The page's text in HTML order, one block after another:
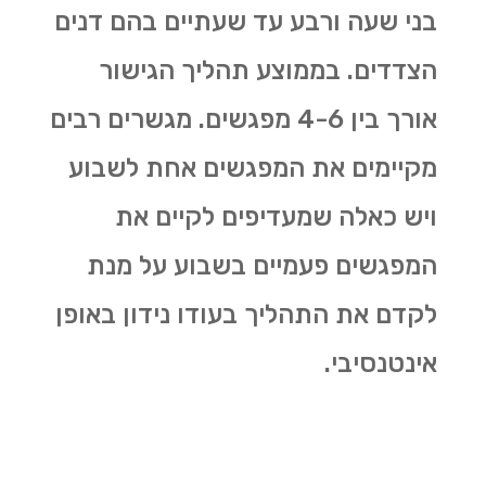
בני שעה ורבע עד שעתיים בהם דנים
הצדדים. בממוצע תהליך הגישור
אורך בין 4-6 מפגשים. מגשרים רבים
מקיימים את המפגשים אחת לשבוע
ויש כאלה שמעדיפים לקיים את
המפגשים פעמיים בשבוע על מנת
לקדם את התהליך בעודו נידון באופן
אינטנסיבי.